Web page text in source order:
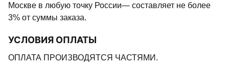
Москве в любую точку России— составляет не более
3% от суммы заказа.
УСЛОВИЯ ОПЛАТЫ
ОПЛАТА ПРОИЗВОДЯТСЯ ЧАСТЯМИ.